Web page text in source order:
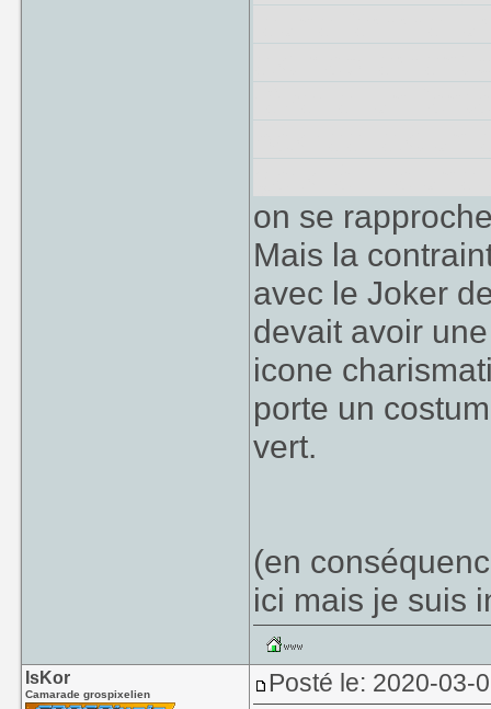
on se
Mais la
avec le Joker
devait avoir
icone
porte un
vert.
(en
ici mais je suis
IsKor
Camarade grospixelien Posté le: 2020-03-